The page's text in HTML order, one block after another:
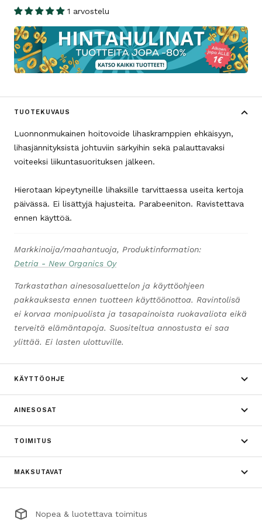
1 arvostelu
TUOTEKUVAUS
Luonnonmukainen hoitovoide lihaskramppien ehkäisyyn,
lihasjännityksistä johtuviin särkyihin sekä palauttavaksi
voiteeksi liikuntasuorituksen jälkeen.
Hierotaan kipeytyneille lihaksille tarvittaessa useita kertoja
päivässä. Ei lisättyjä hajusteita. Parabeeniton. Ravistettava
ennen käyttöä.
Markkinoija/maahantuoja, Produktinformation:
Detria - New Organics Oy
Tarkastathan ainesosaluettelon ja käyttöohjeen
pakkauksesta ennen tuotteen käyttöönottoa. Ravintolisä
ei korvaa monipuolista ja tasapainoista ruokavaliota eikä
terveitä elämäntapoja. Suositeltua annostusta ei saa
ylittää. Ei lasten ulottuville.
KÄYTTÖOHJE
AINESOSAT
TOIMITUS
MAKSUTAVAT
Nopea & luotettava toimitus